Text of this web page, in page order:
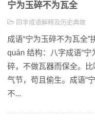
宁为玉碎不为瓦全
四字成语解释及历史典故
成语“宁为玉碎不为瓦全
quán 结构：八字成语“
碎，不做瓦器而保全。
气节，苟且偷生。成语“
不...